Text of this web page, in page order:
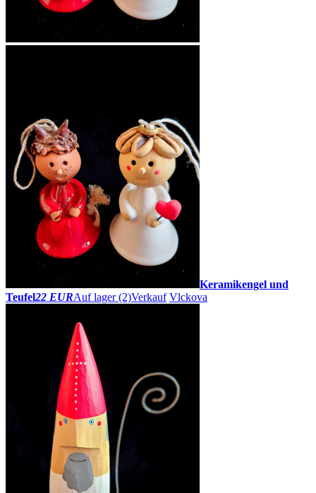
Keramikengel und
Teufel22 EURAuf lager (2)Verkauf Vlckova